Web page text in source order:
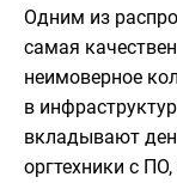
Одним из
самая
неимоверное
в
вкладывают
оргтехники с